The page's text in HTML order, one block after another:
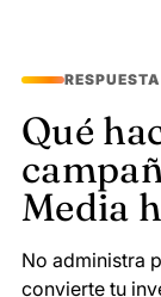
Qué
Media
No administra
convierte tu